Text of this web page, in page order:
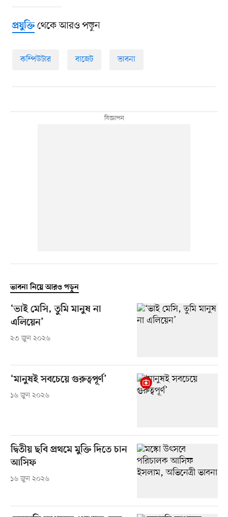
প্রযুক্তিথেকে আরও পড়ুন
কম্পিউটার বাজেট ভাবনা
ভাবনা নিয়ে আরও পড়ুন
‘ভাই মেসি, তুমি মানুষ না
এলিয়েন’
২৩ জুন ২০২৬
‘মানুষই সবচেয়ে গুরুত্বপূর্ণ’
১৬ জুন ২০২৬
দ্বিতীয় ছবি প্রথমে মুক্তি দিতে চান
আসিফ
১৬ জুন ২০২৬